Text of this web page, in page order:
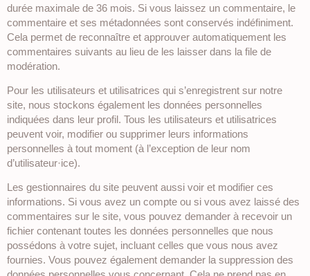
durée maximale de 36 mois. Si vous laissez un commentaire, le
commentaire et ses métadonnées sont conservés indéfiniment.
Cela permet de reconnaître et approuver automatiquement les
commentaires suivants au lieu de les laisser dans la file de
modération.
Pour les utilisateurs et utilisatrices qui s’enregistrent sur notre
site, nous stockons également les données personnelles
indiquées dans leur profil. Tous les utilisateurs et utilisatrices
peuvent voir, modifier ou supprimer leurs informations
personnelles à tout moment (à l’exception de leur nom
d’utilisateur·ice).
Les gestionnaires du site peuvent aussi voir et modifier ces
informations. Si vous avez un compte ou si vous avez laissé des
commentaires sur le site, vous pouvez demander à recevoir un
fichier contenant toutes les données personnelles que nous
possédons à votre sujet, incluant celles que vous nous avez
fournies. Vous pouvez également demander la suppression des